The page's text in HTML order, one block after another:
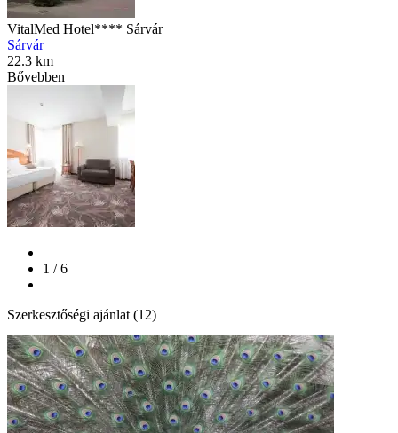
VitalMed Hotel**** Sárvár
Sárvár
22.3 km
Bővebben
1 / 6
Szerkesztőségi ajánlat (12)